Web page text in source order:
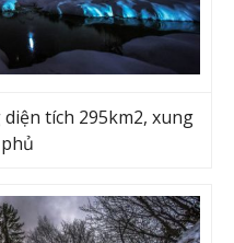
tích 295km2, xung